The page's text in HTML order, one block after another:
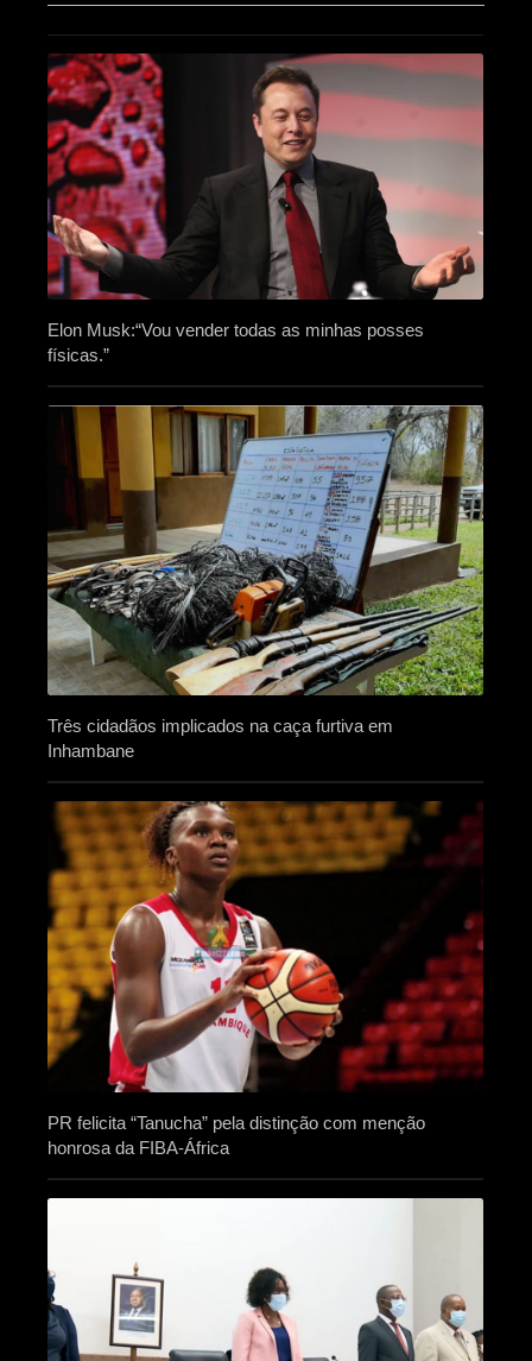
Elon Musk:“Vou vender todas as minhas posses
físicas.”
Três cidadãos implicados na caça furtiva em
Inhambane
PR felicita “Tanucha” pela distinção com menção
honrosa da FIBA-África